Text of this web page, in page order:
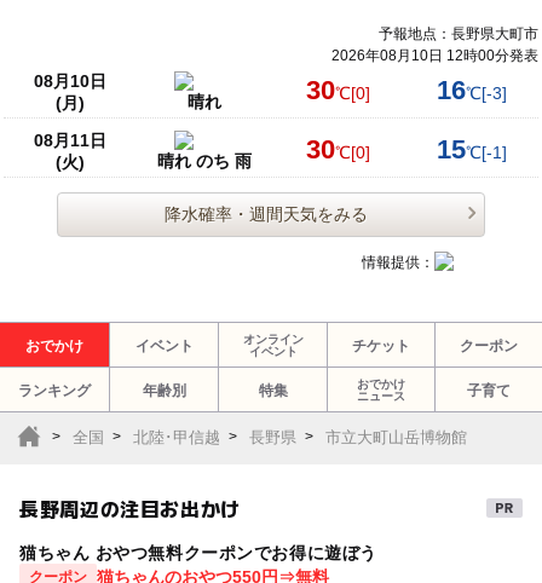
予報地点：長野県大町市
2026年08月10日 12時00分発表
08月10日
(月)
晴れ 30℃[0] 16℃[-3]
08月11日
(火)
晴れ のち 雨 30℃[0] 15℃[-1]
降水確率・週間天気をみる
情報提供：
おでかけ イベント
オンライン
イベント
チケット クーポン
ランキング 年齢別 特集
おでかけ
ニュース
子育て
全国 北陸･甲信越 長野県 市立大町山岳博物館
長野周辺の注目お出かけ
猫ちゃん おやつ無料クーポンでお得に遊ぼう
クーポン 猫ちゃんのおやつ550円⇒無料